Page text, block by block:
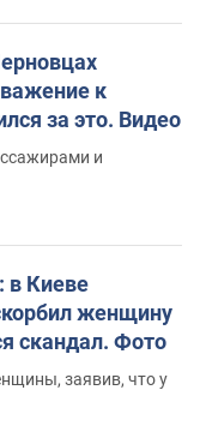
к
за это. Видео
и
в Киеве
женщину
скандал. Фото
заявив, что у